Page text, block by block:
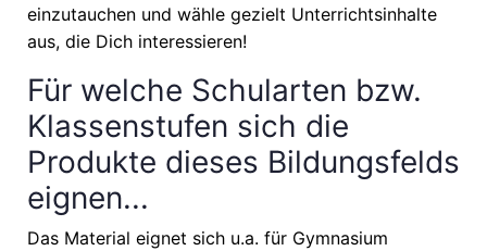
einzutauchen und wähle gezielt Unterrichtsinhalte
aus, die Dich interessieren!
Für welche Schularten bzw.
Klassenstufen sich die
Produkte dieses Bildungsfelds
eignen...
Das Material eignet sich u.a. für Gymnasium